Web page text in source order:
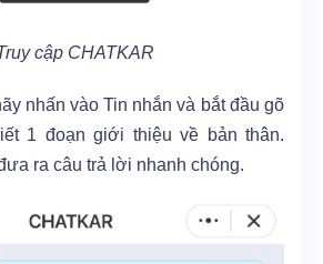
cập CHATKAR
nhấn vào Tin nhắn và bắt đầu gõ
1 đoạn giới thiệu về bản thân.
ra câu trả lời nhanh chóng.